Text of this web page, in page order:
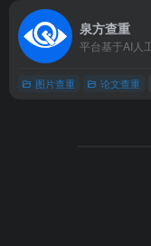
泉方查重
图片查重 论文查重